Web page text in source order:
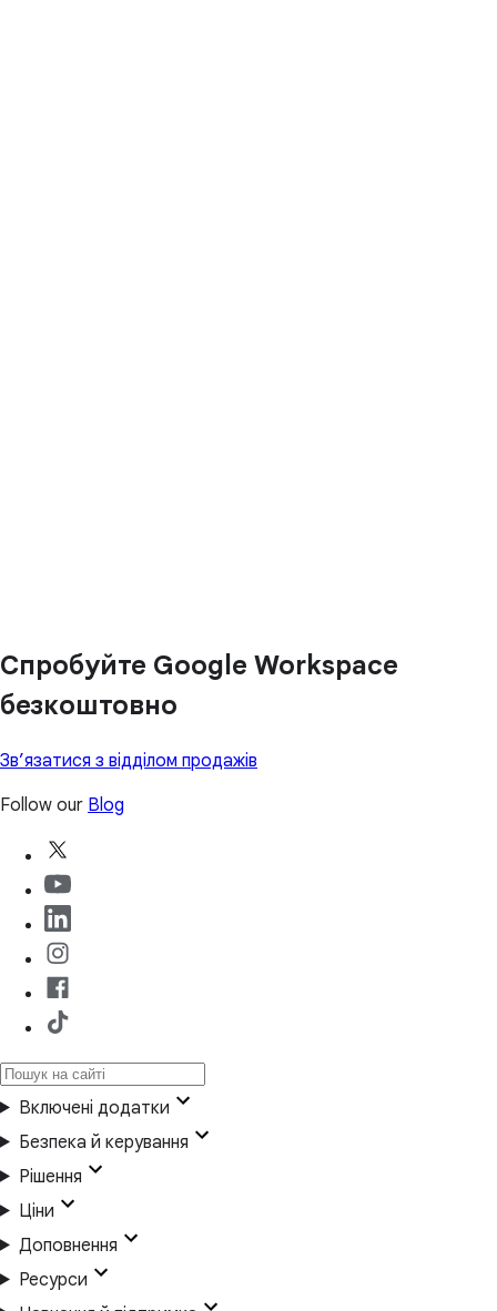
Спробуйте Google Workspace
безкоштовно
Зв’язатися з відділом продажів
Follow our Blog
Включені додатки
Безпека й керування
Рішення
Ціни
Доповнення
Ресурси